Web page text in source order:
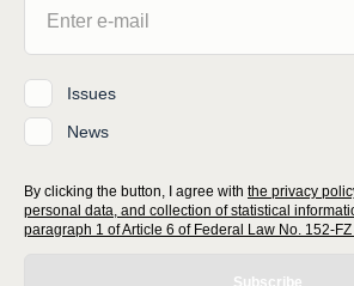
Issues
News
By clicking the button, I agree with the privacy
personal data, and collection of statistical
paragraph 1 of Article 6 of Federal Law No. 152-
Subscribe